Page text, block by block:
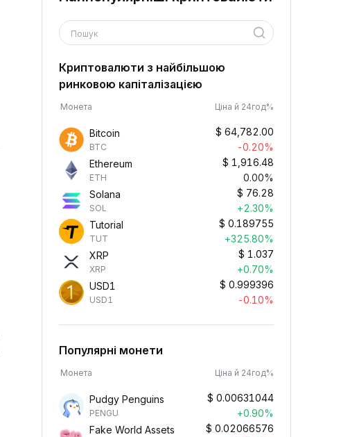
Пошук
Криптовалюти з найбільшою
ринковою капіталізацією
Монета Ціна й 24год%
Bitcoin
BTC
$ 64,782.00
-0.20%
Ethereum
ETH
$ 1,916.48
0.00%
Solana
SOL
$ 76.28
+2.30%
Tutorial
TUT
$ 0.189755
+325.80%
XRP
XRP
$ 1.037
+0.70%
USD1
USD1
$ 0.999396
-0.10%
Популярні монети
Монета Ціна й 24год%
Pudgy Penguins
PENGU
$ 0.00631044
+0.90%
Fake World Assets
$ 0.02066576